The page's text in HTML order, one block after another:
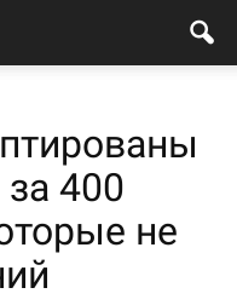
400
не